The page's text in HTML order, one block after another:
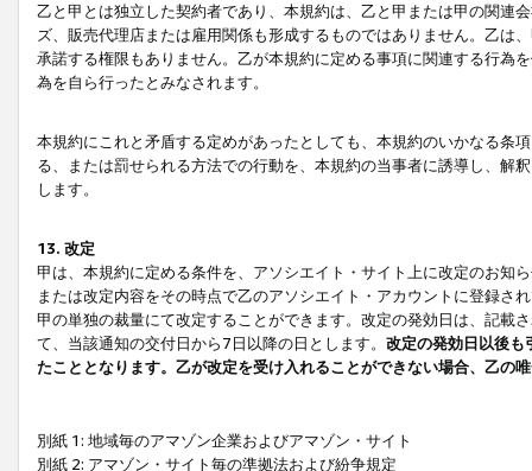
乙と甲とは独立した契約者であり、本規約は、乙と甲または甲の関連
ズ、販売代理店または雇用関係も形成するものではありません。乙は
承諾する権限もありません。乙が本規約に定める事項に関連する行為
為を自ら行ったとみなされます。
本規約にこれと矛盾する定めがあったとしても、本規約のいかなる条
る、または罰せられる方法での行動を、本規約の当事者に誘導し、解
します。
13. 改定
甲は、本規約に定める条件を、アソシエイト・サイト上に改定のお知
または改定内容をその時点で乙のアソシエイト・アカウントに登録さ
甲の単独の裁量にて改定することができます。改定の発効日は、記載
て、当該通知の交付日から7日以降の日とします。 改定の発効日以後も
たこととなります。乙が改定を受け入れることができない場合、乙の
別紙 1: 地域毎のアマゾン企業およびアマゾン・サイト
別紙 2: アマゾン・サイト毎の準拠法および紛争規定